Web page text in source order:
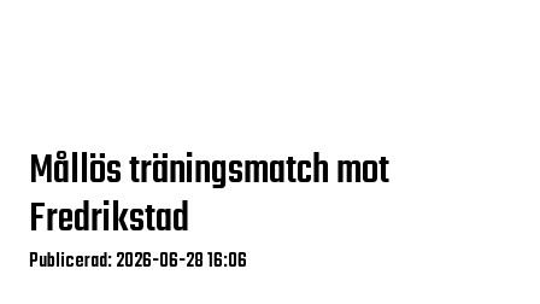
Mållös träningsmatch mot
Fredrikstad
Publicerad: 2026-06-28 16:06